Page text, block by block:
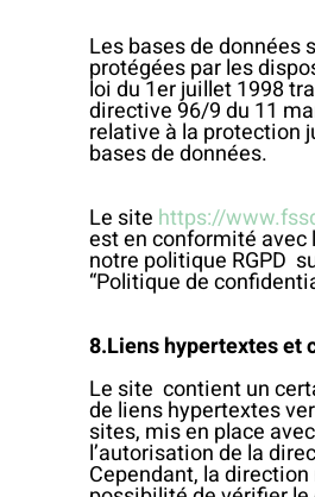
Les bases de données
protégées par les
loi du 1er juillet 1998
directive 96/9 du 11
relative à la protection
bases de données.
Le site https://
est en conformité avec
notre politique RGPD
“Politique de
8.Liens hypertextes et
Le site contient un
de liens hypertextes
sites, mis en place avec
l’autorisation de la
Cependant, la direction